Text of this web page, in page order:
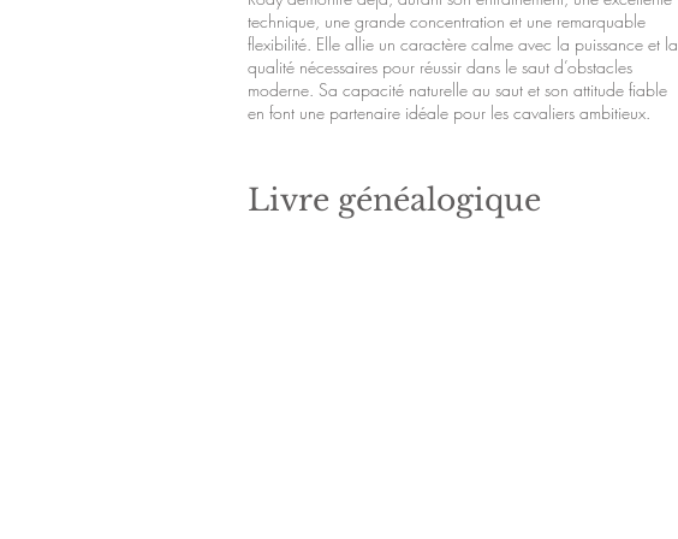
technique, une grande concentration et une remarquable
flexibilité. Elle allie un caractère calme avec la puissance et la
qualité nécessaires pour réussir dans le saut d’obstacles
moderne. Sa capacité naturelle au saut et son attitude fiable
en font une partenaire idéale pour les cavaliers ambitieux.
Livre généalogique